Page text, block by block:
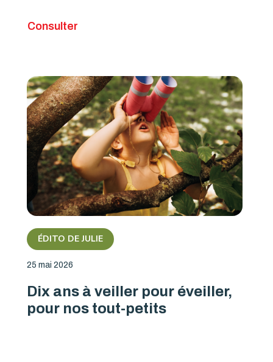
Consulter
ÉDITO DE JULIE
25 mai 2026
Dix ans à veiller pour éveiller,
pour nos tout-petits